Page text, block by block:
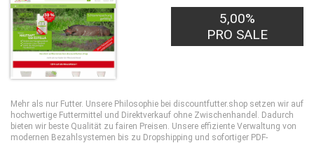
5,00%
PRO SALE
Mehr als nur Futter. Unsere Philosophie bei discountfutter.shop setzen wir auf
hochwertige Futtermittel und Direktverkauf ohne Zwischenhandel. Dadurch
bieten wir beste Qualität zu fairen Preisen. Unsere effiziente Verwaltung von
modernen Bezahlsystemen bis zu Dropshipping und sofortiger PDF-